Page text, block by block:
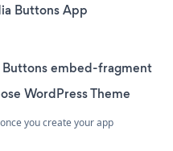
Buttons App
embed-fragment
WordPress Theme
you create your app